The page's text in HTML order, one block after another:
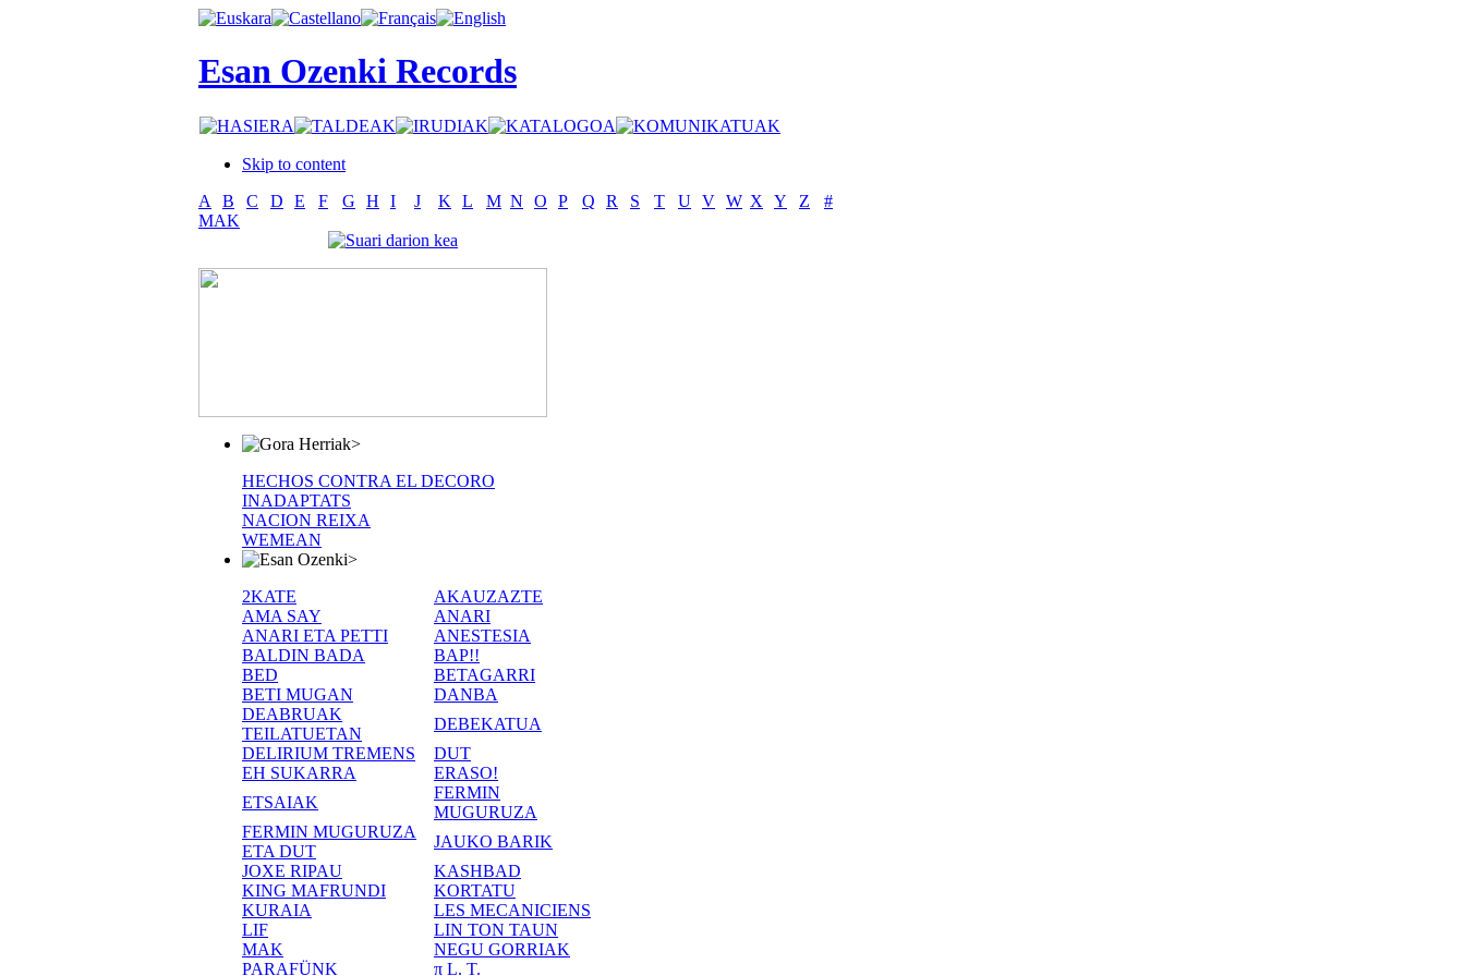
Esan Ozenki Records
Skip to content
A
B C D E F G H I J K L M N O P Q R S T U V W X Y Z
#
MAK
>
HECHOS CONTRA EL DECORO
INADAPTATS
NACION REIXA
WEMEAN
>
2KATE
AKAUZAZTE
AMA SAY
ANARI
ANARI ETA PETTI
ANESTESIA
BALDIN BADA
BAP!!
BED
BETAGARRI
BETI MUGAN
DANBA
DEABRUAK
TEILATUETAN
DEBEKATUA
DELIRIUM TREMENS
DUT
EH SUKARRA
ERASO!
ETSAIAK
FERMIN
MUGURUZA
FERMIN MUGURUZA
ETA DUT
JAUKO BARIK
JOXE RIPAU
KASHBAD
KING MAFRUNDI
KORTATU
KURAIA
LES MECANICIENS
LIF
LIN TON TAUN
MAK
NEGU GORRIAK
PARAFÜNK
π L. T.